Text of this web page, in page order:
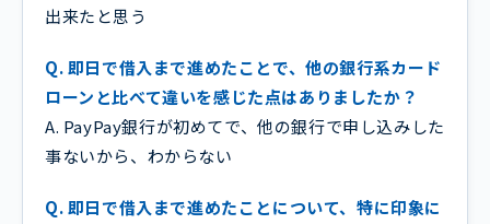
出来たと思う
Q. 即日で借入まで進めたことで、他の銀行系カード
ローンと比べて違いを感じた点はありましたか？
A. PayPay銀行が初めてで、他の銀行で申し込みした
事ないから、わからない
Q. 即日で借入まで進めたことについて、特に印象に